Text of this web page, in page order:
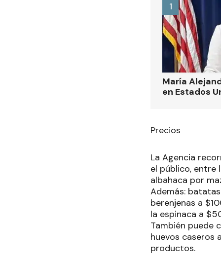
María
en Estados
1
Precios
La Agencia
el público, entre
albahaca por
Además:
berenjenas a
la espinaca a
También puede
huevos caseros
productos.